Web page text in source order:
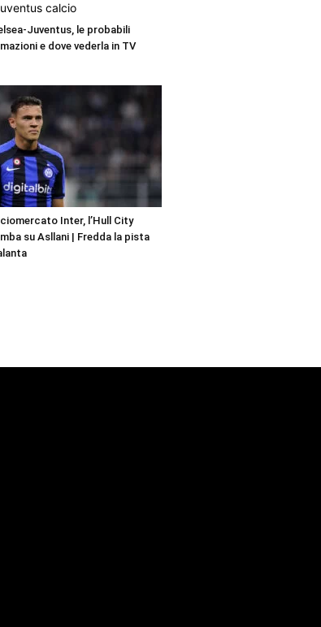
Juventus, le probabili
e dove vederla in TV
Inter, l’Hull City
su Asllani | Fredda la pista